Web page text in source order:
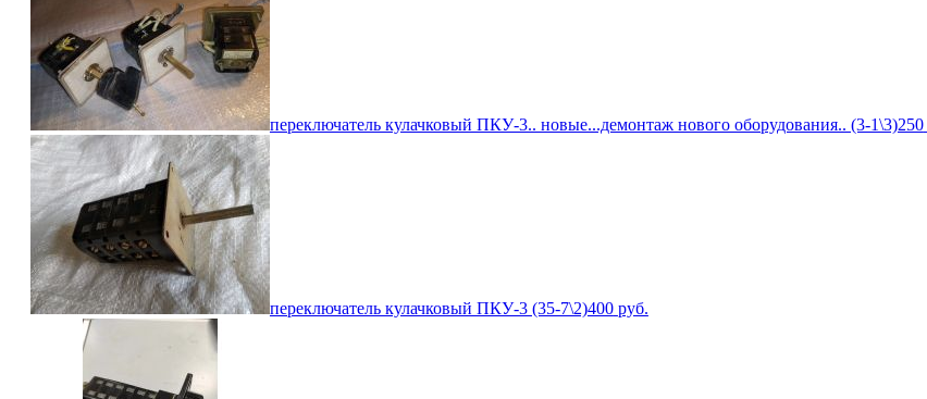
переключатель кулачковый ПКУ-3.. новые...демонтаж нового оборудования.. (3-1\3)250
переключатель кулачковый ПКУ-3 (35-7\2)400 руб.